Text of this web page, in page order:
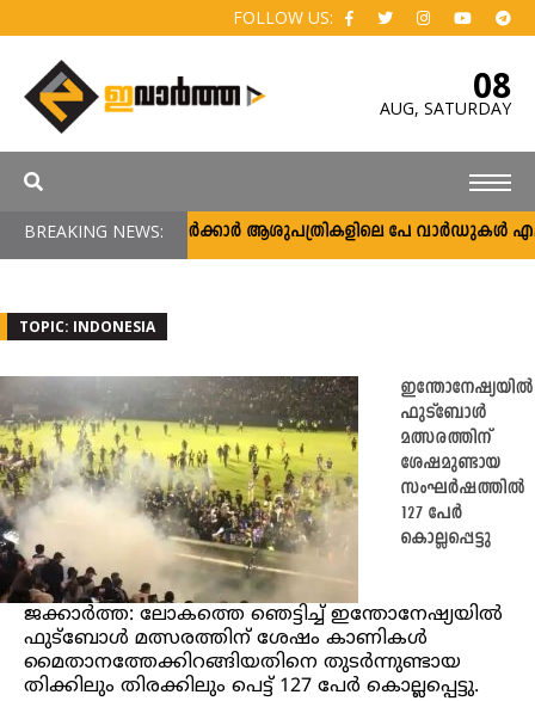
FOLLOW US:
08
AUG, SATURDAY
BREAKING NEWS:സർക്കാർ ആശുപത്രികളിലെ പേ വാർഡുകൾ
TOPIC: INDONESIA
ഇന്തോനേഷ്യയില്‍
ഫുട്ബോള്‍
മത്സരത്തിന്
ശേഷമുണ്ടായ
സംഘർഷത്തിൽ
127 പേര്‍
കൊല്ലപ്പെട്ടു
ജക്കാര്‍ത്ത: ലോകത്തെ ഞെട്ടിച്ച്‌ ഇന്തോനേഷ്യയില്‍
ഫുട്ബോള്‍ മത്സരത്തിന് ശേഷം കാണികള്‍
മൈതാനത്തേക്കിറങ്ങിയതിനെ തുടര്‍ന്നുണ്ടായ
തിക്കിലും തിരക്കിലും പെട്ട് 127 പേര്‍ കൊല്ലപ്പെട്ടു.